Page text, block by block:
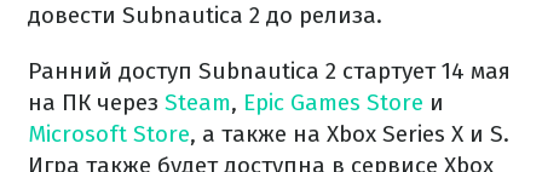
довести Subnautica 2 до релиза.
Ранний доступ Subnautica 2 стартует 14 мая
на ПК через Steam, Epic Games Store и
Microsoft Store, а также на Xbox Series X и S.
Игра также будет доступна в сервисе Xbox